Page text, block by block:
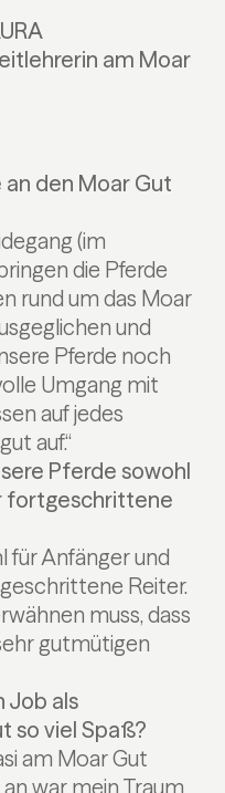
am Moar
an den Moar Gut
(im
die Pferde
rund um das Moar
und
Pferde noch
Umgang mit
auf jedes
auf.“
Pferde sowohl
fortgeschrittene
für Anfänger und
Reiter.
muss, dass
gutmütigen
Job als
so viel Spaß?
am Moar Gut
war mein Traum